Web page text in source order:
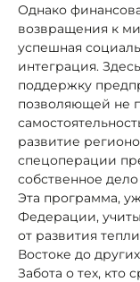
Однако
возвращения к
успешная
интеграция.
поддержку
позволяющей не
развитие
спецоперации
собственное
Эта программа,
Федерации,
от развития
Востоке до
Забота о тех, кто